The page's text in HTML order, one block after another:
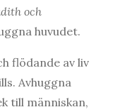
och
huvudet.
flödande av liv
Avhuggna
till människan,